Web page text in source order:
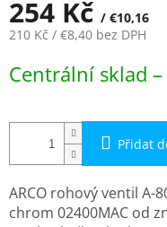
254 Kč / €10,16
210 Kč / €8,40 bez DPH
cena:
Centrální sklad
Přidat
ARCO rohový ventil A-
chrom 02400MAC od